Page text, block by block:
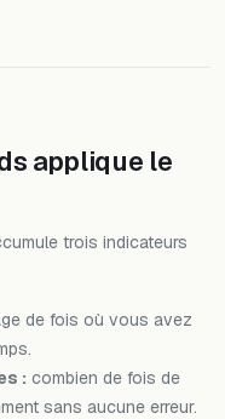
applique le
trois indicateurs
de fois où vous avez
: combien de fois de
sans aucune erreur.